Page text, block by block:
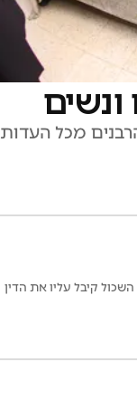
מכל העדות
קיבל עליו את הדין